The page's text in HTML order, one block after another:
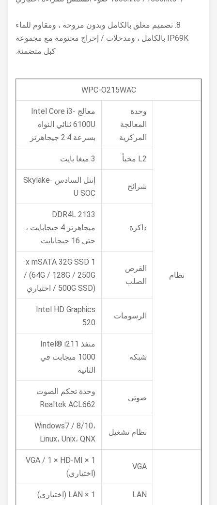
8. تصميم مغلق بالكامل وبدون مروحة ، ومقاوم للماء
IP69K بالكامل ، ومدخلات / إخراج مختومة مع مجموعة
كبل متضمنة.
WPC-O215WAC
وحدة
المعالجة
المركزية
معالج Intel Core i3-
6100U ثنائي النواة
بسرعة 2.4 جيجاهرتز
شرائح
إنتل السادس Skylake-
U SOC
ذاكرة
DDR4L 2133
ميجاهرتز 4 جيجابايت ،
القرص
الصلب
1 x mSATA 32G SSD
/ (64G / 128G / 250G
/ 500G SSD) اختياري
الرسومات
Intel HD Graphics
شبكة
منفذ Intel® i211
1000 ميجابت في
الثانية
صوتي
وحدة تحكم الصوت
Realtek ACL662
نظام تشغيل
Windows7 / 8/10،
Linux، Unix، QNX
1 × VGA / 1 × HD-MI
(اختياري)